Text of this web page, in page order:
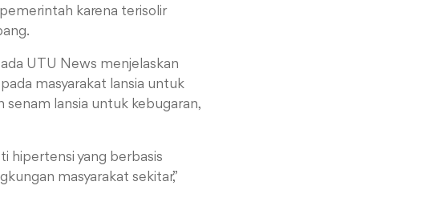
karena terisolir
UTU News menjelaskan
masyarakat lansia untuk
lansia untuk kebugaran,
hipertensi yang berbasis
masyarakat sekitar,”